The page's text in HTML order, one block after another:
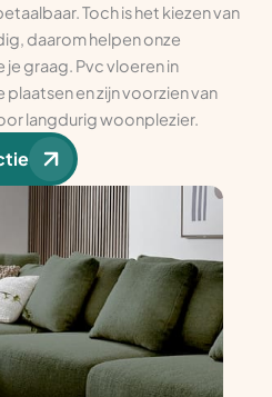
Toch is het kiezen van
daarom helpen onze
graag. Pvc vloeren in
plaatsen en zijn voorzien van
langdurig woonplezier.